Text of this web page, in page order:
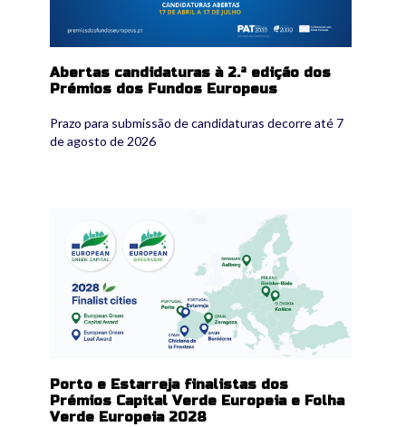
Abertas candidaturas à 2.ª edição dos
Prémios dos Fundos Europeus
Prazo para submissão de candidaturas decorre até 7
de agosto de 2026
Porto e Estarreja finalistas dos
Prémios Capital Verde Europeia e Folha
Verde Europeia 2028